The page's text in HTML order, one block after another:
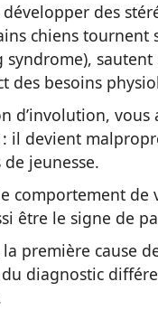
des
chiens tournent
syndrome),
des besoins
d’involution, vous
il devient
jeunesse.
comportement
être le signe de
première cause
diagnostic